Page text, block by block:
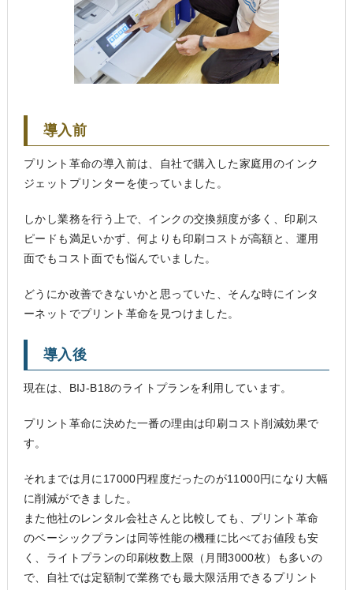
導入前
プリント革命の導入前は、自社で購入した家庭用のインク
ジェットプリンターを使っていました。
しかし業務を行う上で、インクの交換頻度が多く、印刷ス
ピードも満足いかず、何よりも印刷コストが高額と、運用
面でもコスト面でも悩んでいました。
どうにか改善できないかと思っていた、そんな時にインタ
ーネットでプリント革命を見つけました。
導入後
現在は、BIJ-B18のライトプランを利用しています。
プリント革命に決めた一番の理由は印刷コスト削減効果で
す。
それまでは月に17000円程度だったのが11000円になり大幅
に削減ができました。
また他社のレンタル会社さんと比較しても、プリント革命
のベーシックプランは同等性能の機種に比べてお値段も安
く、ライトプランの印刷枚数上限（月間3000枚）も多いの
で、自社では定額制で業務でも最大限活用できるプリント